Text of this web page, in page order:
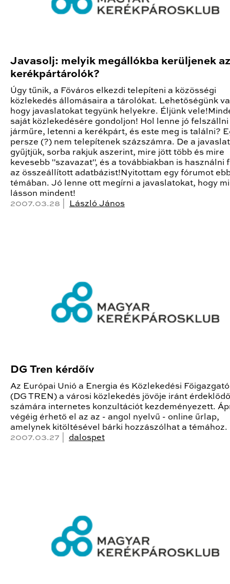
Javasolj: melyik megállókba kerüljenek
kerékpártárolók?
Úgy tűnik, a Főváros elkezdi telepíteni a közösségi
közlekedés állomásaira a tárolókat. Lehetőségünk
hogy javaslatokat tegyünk helyekre. Éljünk
saját közlekedésére gondoljon! Hol lenne jó felszállni
járműre, letenni a kerékpárt, és este meg is találni?
persze (?) nem telepítenek százszámra. De a
gyűjtjük, sorba rakjuk aszerint, mire jött több és mire
kevesebb "szavazat", és a továbbiakban is használni
az összeállított adatbázist!Nyitottam egy fórumot
témában. Jó lenne ott megírni a javaslatokat, hogy
lásson mindent!
2007.03.28 |
László János
DG Tren kérdőív
Az Európai Unió a Energia és Közlekedési
(DG TREN) a városi közlekedés jövője iránt
számára internetes konzultációt kezdeményezett.
végéig érhető el az az - angol nyelvű - online űrlap,
amelynek kitöltésével bárki hozzászólhat a témához.
2007.03.27 | dalospet